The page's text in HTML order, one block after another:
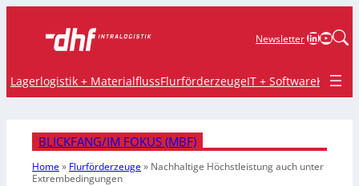
NewsletterLinkedIn
Lagerlogistik + MaterialflussFlurförderzeugeIT + SoftwareKrane
BLICKFANG/IM FOKUS (MBF)
Home» Flurförderzeuge» Nachhaltige Höchstleistung auch unter
Extrembedingungen